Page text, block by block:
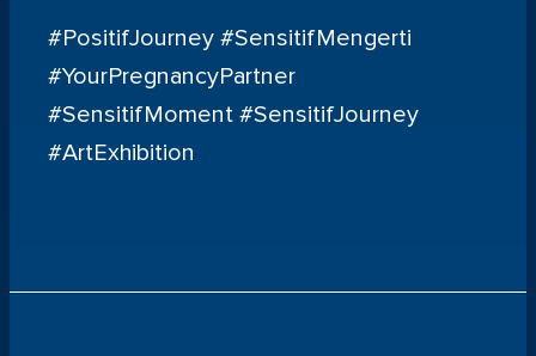
#PositifJourney #SensitifMengerti
#YourPregnancyPartner
#SensitifMoment #SensitifJourney
#ArtExhibition